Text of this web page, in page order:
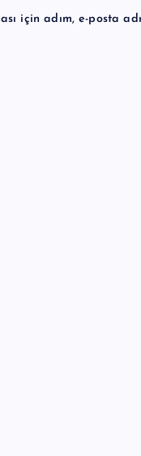
için adım, e-posta